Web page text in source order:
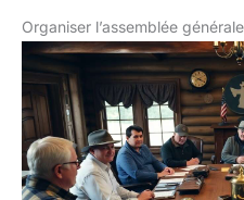
Organiser l’assemblée